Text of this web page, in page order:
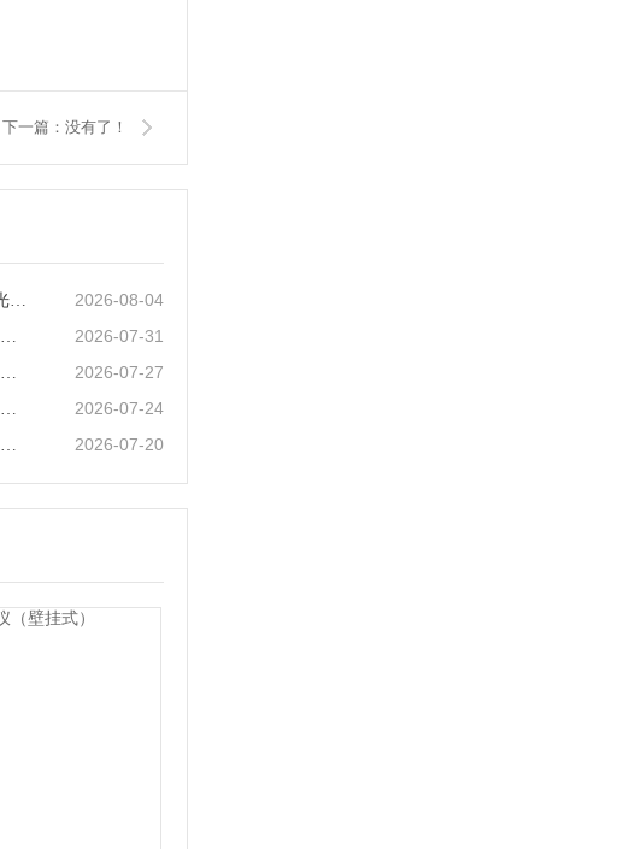
下一篇：没有了！
危废破碎工艺及氧含量在线监测浅析 —— 激光气体分析仪在工艺安全中的应用 2026-08-04
精准控气，智炼钢铁——激光气体分析仪赋能钢铁冶炼高效低碳生产 2026-07-31
电化学氧含量分析仪在离心机工艺中的应用价值与产品解析 2026-07-27
精准控氧，筑牢防线——电化学氧含量分析仪在反应釜工艺中的深度应用 2026-07-24
原位对射式激光气体分析仪在乙烯裂解炉烟道CO检测中的应用 2026-07-20